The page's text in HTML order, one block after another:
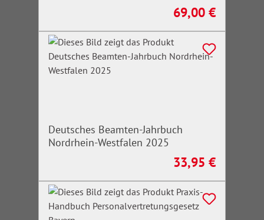
Regulärer Preis:
69,00 €
Deutsches Beamten-Jahrbuch
Nordrhein-Westfalen 2025
Regulärer Preis:
33,95 €